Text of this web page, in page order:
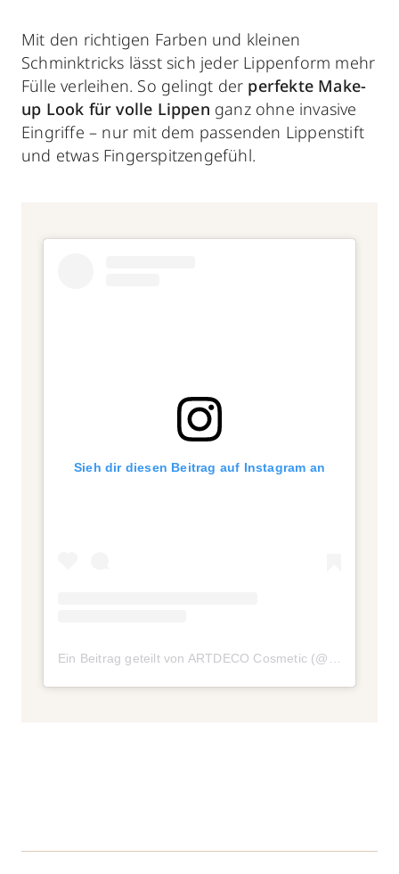
Mit den richtigen Farben und kleinen
Schminktricks lässt sich jeder Lippenform mehr
Fülle verleihen. So gelingt der perfekte Make-
up Look für volle Lippen ganz ohne invasive
Eingriffe – nur mit dem passenden Lippenstift
und etwas Fingerspitzengefühl.
Sieh dir diesen Beitrag auf Instagram an